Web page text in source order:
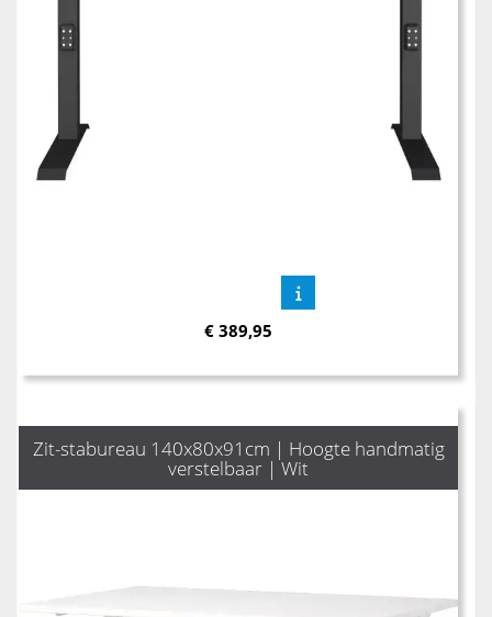
€ 389,95
Zit-stabureau 140x80x91cm | Hoogte handmatig
verstelbaar | Wit